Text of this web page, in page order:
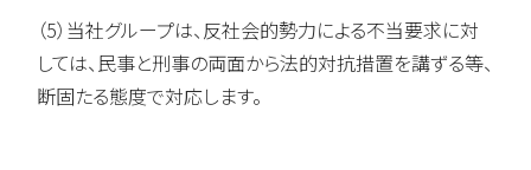
（5）当社グループは、反社会的勢力による不当要求に対
しては、民事と刑事の両面から法的対抗措置を講ずる等、
断固たる態度で対応します。